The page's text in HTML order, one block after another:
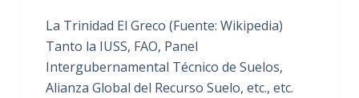
La Trinidad El Greco (Fuente: Wikipedia)
Tanto la IUSS, FAO, Panel
Intergubernamental Técnico de Suelos,
Alianza Global del Recurso Suelo, etc., etc.